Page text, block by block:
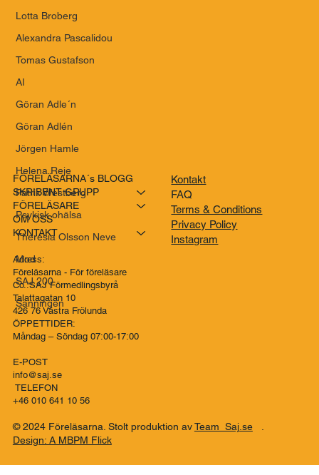
Lotta Broberg
Alexandra Pascalidou
Tomas Gustafson
AI
Göran Adle´n
Göran Adlén
Jörgen Hamle
Helena Reje
Patrik Westberg
Psykisk ohälsa
Theresia Olsson Neve
Mod
SAJ 200
Sanningen
FÖRELÄSARNA´s BLOGG
SKRIBENT GRUPP
FÖRELÄSARE
OM OSS
KONTAKT
Adress:
Föreläsarna - För föreläsare
Co..SAJ Förmedlingsbyrå
Talattagatan 10
426 76 Västra Frölunda
ÖPPETTIDER:
Måndag – Söndag 07:00-17:00
E-POST
info@saj.se
TELEFON
+46 010 641 10 56
Kontakt
FAQ
Terms & Conditions
Privacy Policy
Instagram
© 2024 Föreläsarna. Stolt produktion avTeam Saj.se.
Design: A MBPM Flick